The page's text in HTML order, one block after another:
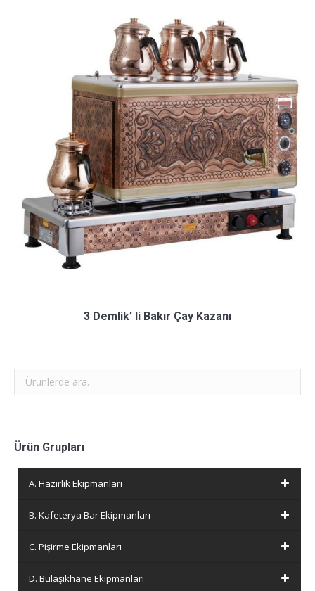
3 Demlik’ li Bakır Çay Kazanı
Ürün Grupları
A. Hazırlık Ekipmanları
B. Kafeterya Bar Ekipmanları
C. Pişirme Ekipmanları
D. Bulaşıkhane Ekipmanları